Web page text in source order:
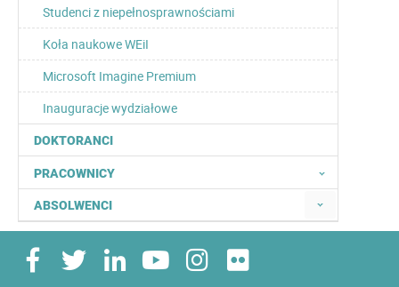
Studenci z niepełnosprawnościami
Koła naukowe WEiI
Microsoft Imagine Premium
Inauguracje wydziałowe
DOKTORANCI
PRACOWNICY
ABSOLWENCI